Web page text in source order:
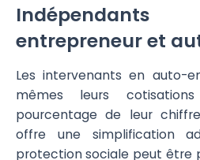
entrepreneur et
Les intervenants en auto-
mêmes leurs
pourcentage de leur
offre une simplification
protection sociale peut être